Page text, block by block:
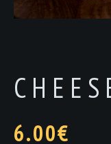
6.00€